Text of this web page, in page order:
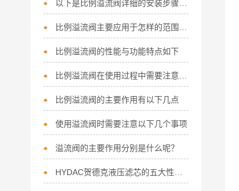
比例溢流阀的性能与功能特点如下
比例溢流阀的主要作用有以下几点
使用溢流阀时需要注意以下几个事项
溢流阀的主要作用分别是什么呢？